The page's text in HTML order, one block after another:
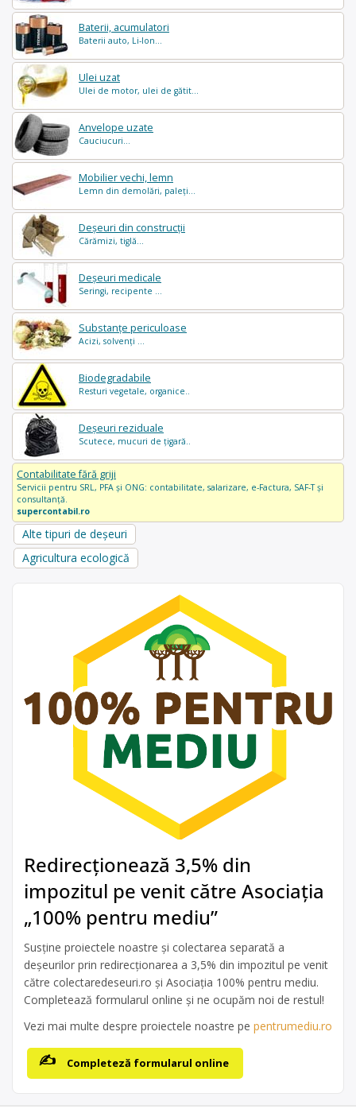
Baterii, acumulatori
Baterii auto, Li-Ion...
Ulei uzat
Ulei de motor, ulei de gătit...
Anvelope uzate
Cauciucuri...
Mobilier vechi, lemn
Lemn din demolări, paleți...
Deșeuri din construcții
Cărămizi, tiglă...
Deșeuri medicale
Seringi, recipente ...
Substanțe periculoase
Acizi, solvenți ...
Biodegradabile
Resturi vegetale, organice..
Deșeuri reziduale
Scutece, mucuri de țigară..
Contabilitate fără griji
Servicii pentru SRL, PFA și ONG: contabilitate, salarizare, e-Factura, SAF-T și
consultanță.
supercontabil.ro
Alte tipuri de deșeuri
Agricultura ecologică
Redirecționează 3,5% din
impozitul pe venit către Asociația
„100% pentru mediu”
Susține proiectele noastre și colectarea separată a
deșeurilor prin redirecționarea a 3,5% din impozitul pe venit
către colectaredeseuri.ro și Asociația 100% pentru mediu.
Completează formularul online și ne ocupăm noi de restul!
Vezi mai multe despre proiectele noastre pe pentrumediu.ro
Completeză formularul online